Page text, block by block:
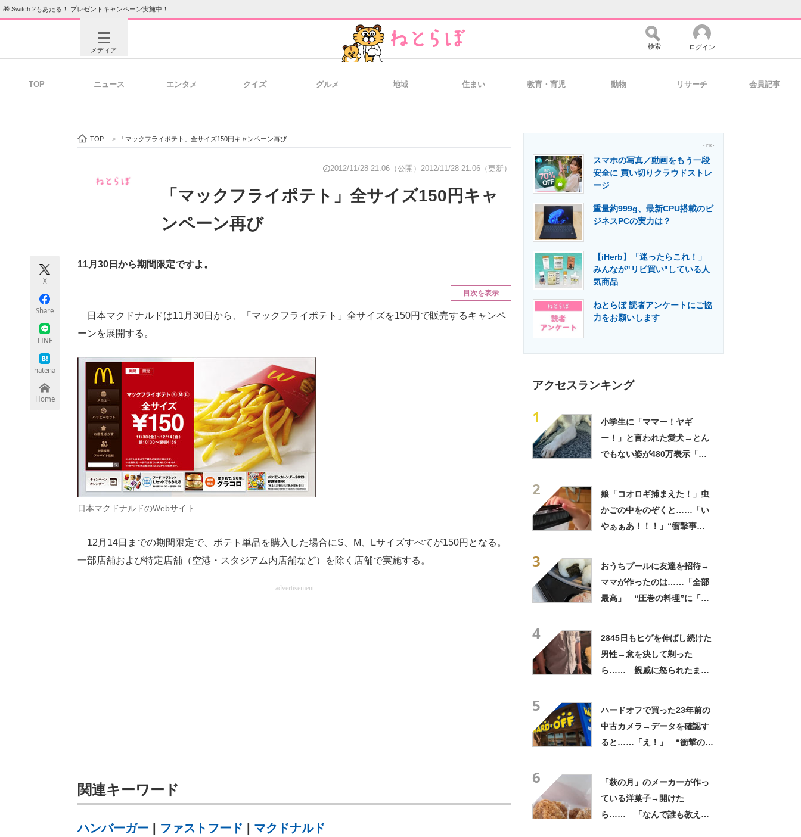
🎁 Switch 2もあたる！ プレゼントキャンペーン実施中！
メディア
経営リーダーのコミュニティ マーケ×ITの今がよく分かる
ITエンジニア向け専門サイト 企業向けIT製品の総合サイト 製造業のIT導入・活用を支援
エネルギーの専門メディア 建設×テクノロジーの最前線
ちょっと気になるネットの話題
検索 ログイン
TOP ニュース エンタメ クイズ グルメ 地域 住まい 教育・育児 動物 リサーチ 会員記事
TOP > 「マックフライポテト」全サイズ150円キャンペーン再び
2012/11/28 21:06（公開） 2012/11/28 21:06（更新）
「マックフライポテト」全サイズ150円キャ
ンペーン再び
X
Share
LINE
hatena
Home
11月30日から期間限定ですよ。
目次を表示
日本マクドナルドは11月30日から、「マックフライポテト」全サイズを150円で販売するキャンペ
ーンを展開する。
日本マクドナルドのWebサイト
12月14日までの期間限定で、ポテト単品を購入した場合にS、M、Lサイズすべてが150円となる。
一部店舗および特定店舗（空港・スタジアム内店舗など）を除く店舗で実施する。
advertisement
関連キーワード
ハンバーガー ファストフード マクドナルド
- PR -
スマホの写真／動画をもう一段
安全に 買い切りクラウドストレ
ージ
重量約999g、最新CPU搭載のビ
ジネスPCの実力は？
【iHerb】「迷ったらこれ！」
みんなが"リピ買い"している人
気商品
ねとらぼ 読者アンケートにご協
力をお願いします
アクセスランキング
1
小学生に「ママー！ヤギ
ー！」と言われた愛犬→とん
でもない姿が480万表示「ど
2
娘「コオロギ捕まえた！」虫
かごの中をのぞくと……「い
やぁぁあ！！！」“衝撃事
3
おうちプールに友達を招待→
ママが作ったのは……「全部
最高」 “圧巻の料理”に「う
4
2845日もヒゲを伸ばし続けた
男性→意を決して剃った
ら…… 親戚に怒られたまさ
5
ハードオフで買った23年前の
中古カメラ→データを確認す
ると……「え！」 “衝撃の中
6
「萩の月」のメーカーが作っ
ている洋菓子→開けた
ら…… 「なんで誰も教えて